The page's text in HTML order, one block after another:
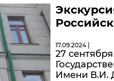
17.09.2024 |
27
Имени В.И.